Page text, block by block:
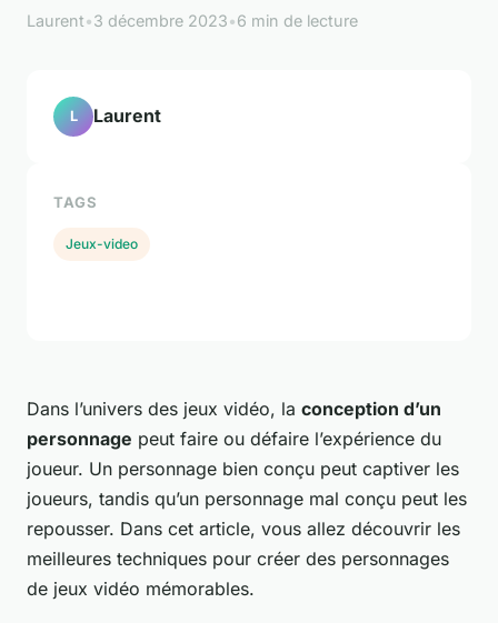
Laurent•3 décembre 2023•6 min de lecture
Dans l’univers des jeux vidéo, la conception d’un
personnage peut faire ou défaire l’expérience du
joueur. Un personnage bien conçu peut captiver les
joueurs, tandis qu’un personnage mal conçu peut les
repousser. Dans cet article, vous allez découvrir les
meilleures techniques pour créer des personnages
de jeux vidéo mémorables.
L Laurent
TAGS
Jeux-video